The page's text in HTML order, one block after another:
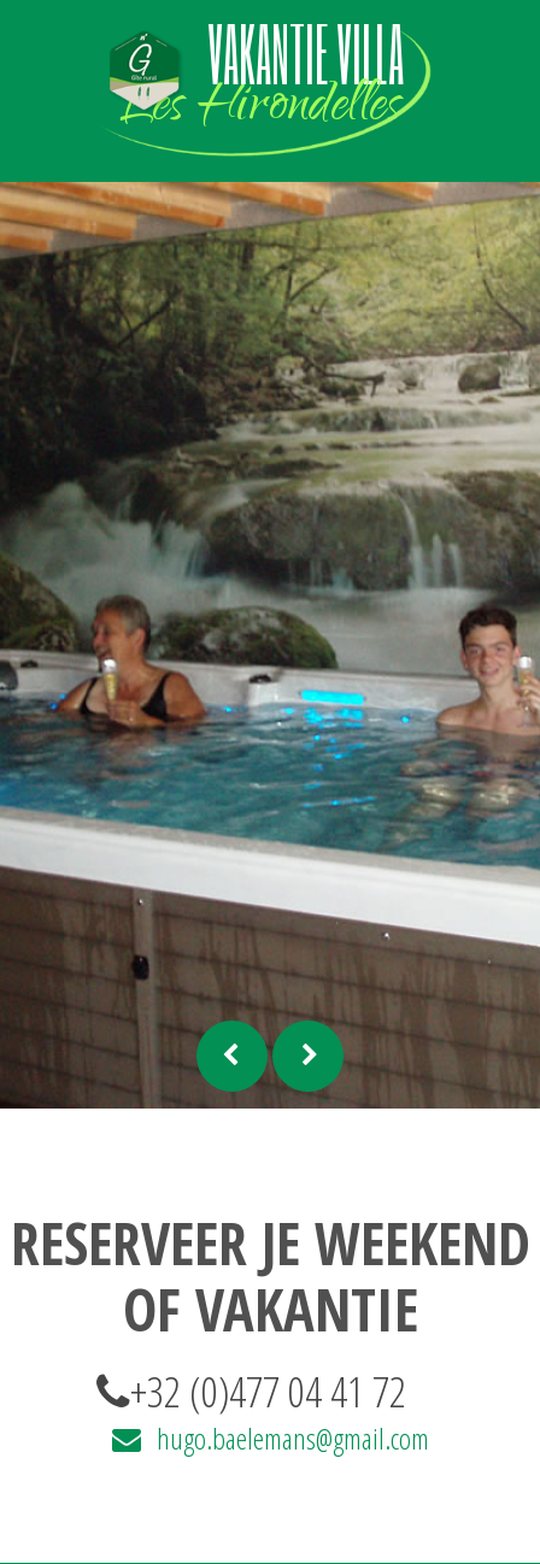
VAKANTIE VILLA
Les Hirondelles
RESERVEER JE WEEKEND
OF VAKANTIE
+32 (0)477 04 41 72
hugo.baelemans@gmail.com